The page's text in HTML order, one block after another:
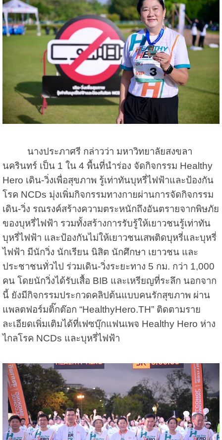
นางประภาศรี กล่าวว่า มหาวิทยาลัยสงขลา
นครินทร์ เป็น 1 ใน 4 พื้นที่นำร่อง จัดกิจกรรม Healthy
Hero เดิน-วิ่งเพื่อสุขภาพ รู้เท่าทันบุหรี่ไฟฟ้าและป้องกัน
โรค NCDs มุ่งเพิ่มกิจกรรมทางกายผ่านการจัดกิจกรรม
เดิน-วิ่ง รณรงค์สร้างความตระหนักถึงอันตรายจากพิษภัย
ของบุหรี่ไฟฟ้า รวมทั้งสร้างการรับรู้ให้เยาวชนรู้เท่าทัน
บุหรี่ไฟฟ้า และป้องกันไม่ให้เยาวชนเสพติดบุหรี่และบุหรี่
ไฟฟ้า มีนักวิ่ง นักเรียน นิสิต นักศึกษา เยาวชน และ
ประชาชนทั่วไป ร่วมเดิน-วิ่งระยะทาง 5 กม. กว่า 1,000
คน โดยนักวิ่งได้รับเสื้อ BIB และเหรียญที่ระลึก นอกจาก
นี้ ยังมีกิจกรรมประกวดคลิปต้นแบบคนรักสุขภาพ ผ่าน
แพลตฟอร์มติ๊กต๊อก “HealthyHero.TH” ติดตามราย
ละเอียดเพิ่มเติมได้ที่เฟซบุ๊กแฟนเพจ Healthy Hero ห่าง
ไกลโรค NCDs และบุหรี่ไฟฟ้า